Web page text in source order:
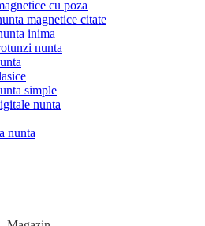
cu poza
magnetice citate
inima
nunta
simple
nunta
nunta